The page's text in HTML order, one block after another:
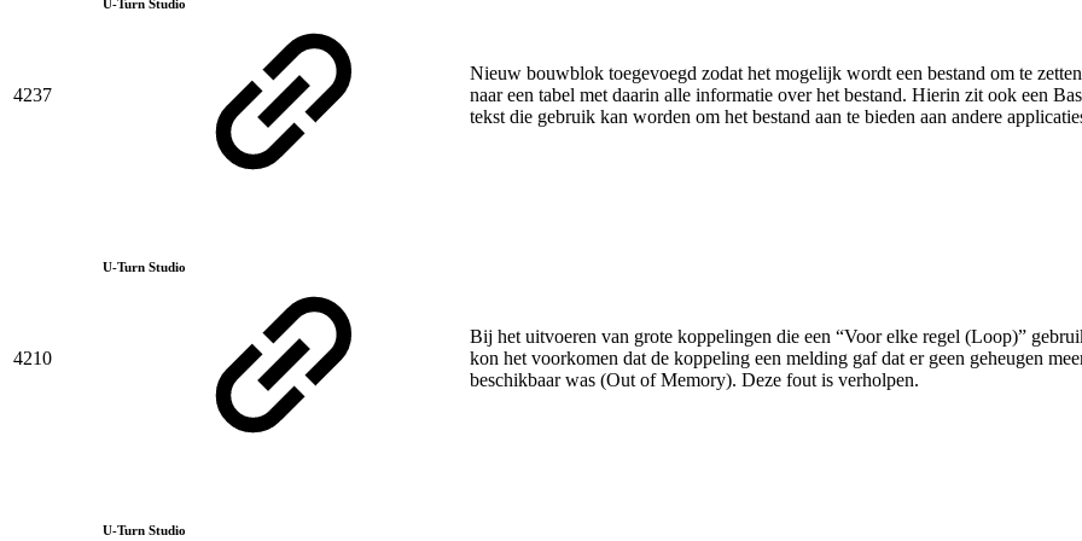
4237
U-Turn Studio
Nieuw bouwblok toegevoegd zodat het mogelijk wordt een bestand om te zetten
naar een tabel met daarin alle informatie over het bestand. Hierin zit ook een
tekst die gebruik kan worden om het bestand aan te bieden aan andere
4210
U-Turn Studio
Bij het uitvoeren van grote koppelingen die een “Voor elke regel (Loop)”
kon het voorkomen dat de koppeling een melding gaf dat er geen geheugen
beschikbaar was (Out of Memory). Deze fout is verholpen.
U-Turn Studio